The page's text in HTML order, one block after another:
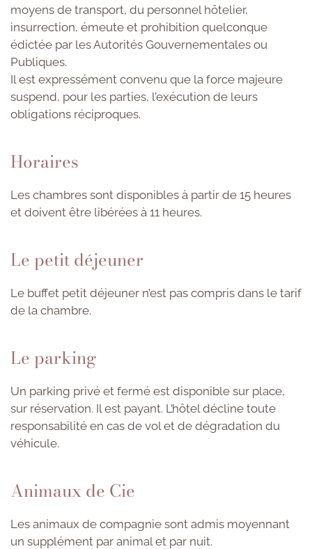
moyens de transport, du personnel hôtelier,
insurrection, émeute et prohibition quelconque
édictée par les Autorités Gouvernementales ou
Publiques.
Il est expressément convenu que la force majeure
suspend, pour les parties, l’exécution de leurs
obligations réciproques.
Horaires
Les chambres sont disponibles à partir de 15 heures
et doivent être libérées à 11 heures.
Le petit déjeuner
Le buffet petit déjeuner n’est pas compris dans le tarif
de la chambre.
Le parking
Un parking privé et fermé est disponible sur place,
sur réservation. Il est payant. L’hôtel décline toute
responsabilité en cas de vol et de dégradation du
véhicule.
Animaux de Cie
Les animaux de compagnie sont admis moyennant
un supplément par animal et par nuit.